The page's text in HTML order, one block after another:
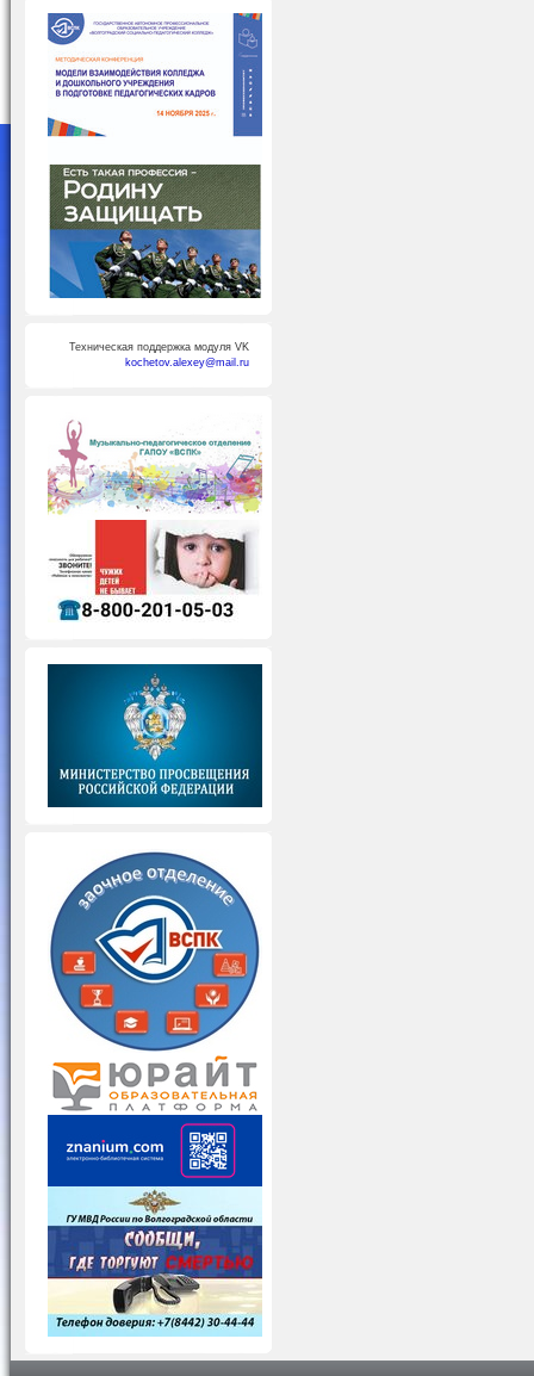
Техническая поддержка модуля VK
kochetov.alexey@mail.ru